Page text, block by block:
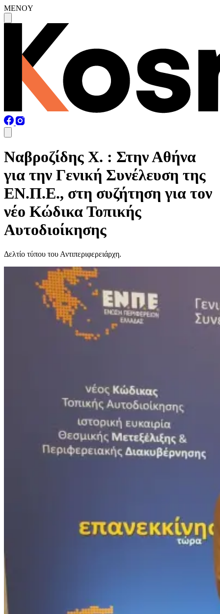
MENOY
Ναβροζίδης Χ. : Στην Αθήνα
για την Γενική Συνέλευση της
ΕΝ.Π.Ε., στη συζήτηση για τον
νέο Κώδικα Τοπικής
Αυτοδιοίκησης
Δελτίο τύπου του Αντιπεριφερειάρχη.